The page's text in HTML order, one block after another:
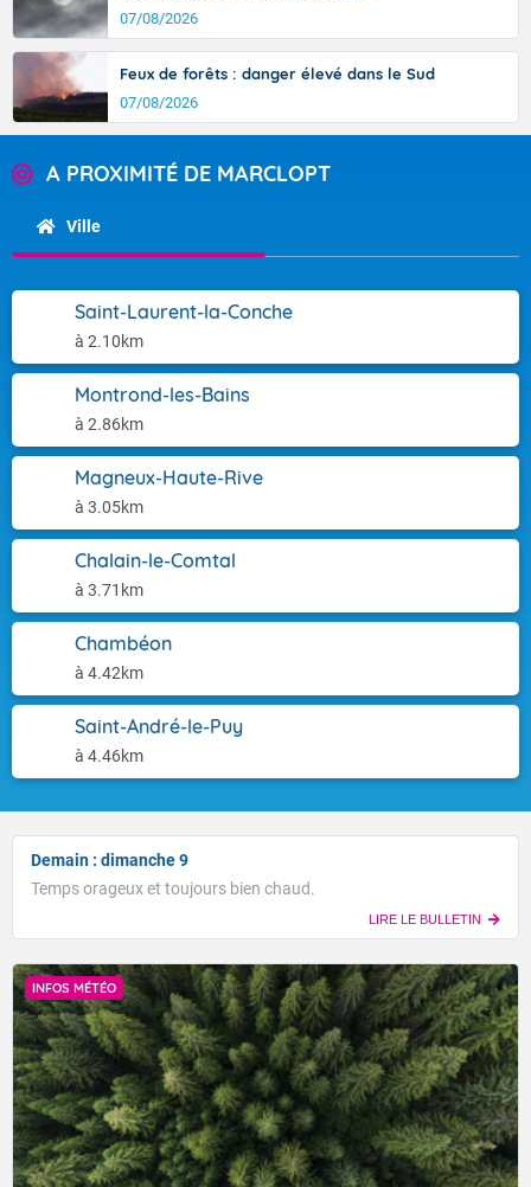
07/08/2026
Feux de forêts : danger élevé dans le Sud
07/08/2026
A PROXIMITÉ DE MARCLOPT
Ville
Saint-Laurent-la-Conche
à 2.10km
Montrond-les-Bains
à 2.86km
Magneux-Haute-Rive
à 3.05km
Chalain-le-Comtal
à 3.71km
Chambéon
à 4.42km
Saint-André-le-Puy
à 4.46km
Demain : dimanche 9
Temps orageux et toujours bien chaud.
LIRE LE BULLETIN
INFOS MÉTÉO